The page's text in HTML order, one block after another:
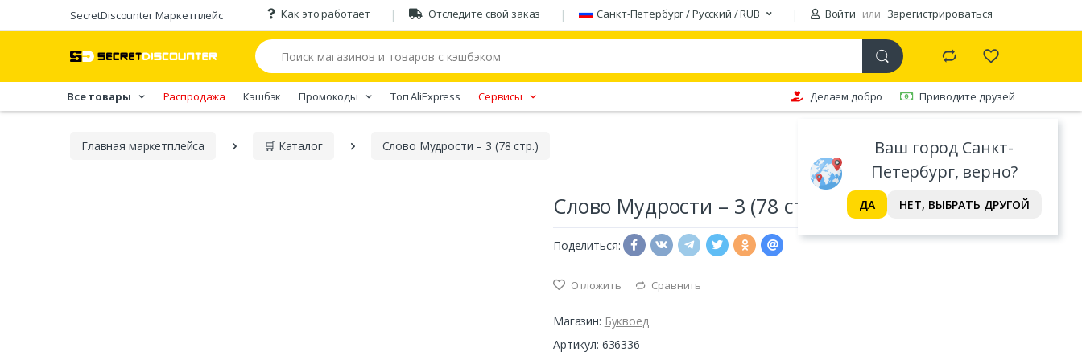
SecretDiscounter Маркетплейс Как это работает Отследите свой заказ Санкт-Петербург / Русский / RUB Войти или Зарегистрироваться
Ваш город Санкт-
Петербург, верно?
ДА НЕТ, ВЫБРАТЬ ДРУГОЙ
Все товары Распродажа Кэшбэк Промокоды Tоп AliExpress Сервисы Делаем добро Приводите друзей
Главная марĸетплейса 🛒 Каталог Слово Мудрости – 3 (78 стр.)
Слово Мудрости – 3 (78 стр.)
Поделиться:
Отложить Сравнить
Магазин: Буквоед
Артикул: 636336